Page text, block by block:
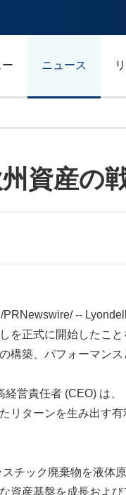
ニュース
資産の
/PRNewswire/ --
を正式に開始したこ
構築、パフォーマン
営責任者 (CEO) は
リターンを生み出す
スチック廃棄物を液体
資産基盤を成長およ